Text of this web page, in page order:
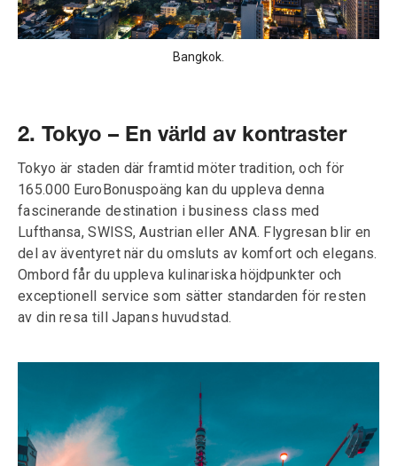
Bangkok.
2. Tokyo – En värld av kontraster
Tokyo är staden där framtid möter tradition, och för
165.000 EuroBonuspoäng kan du uppleva denna
fascinerande destination i business class med
Lufthansa, SWISS, Austrian eller ANA. Flygresan blir en
del av äventyret när du omsluts av komfort och elegans.
Ombord får du uppleva kulinariska höjdpunkter och
exceptionell service som sätter standarden för resten
av din resa till Japans huvudstad.